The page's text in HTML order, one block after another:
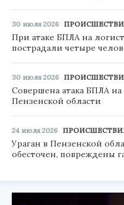
30 июля 2026
При атаке БПЛА на
пострадали четыре
30 июля 2026
Совершена атака БПЛА на
Пензенской области
24 июля 2026
Ураган в Пензенской
обесточен, повреждены